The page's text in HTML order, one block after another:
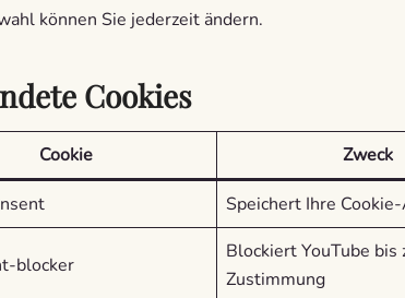
können Sie jederzeit ändern.
Cookies
Cookie Zweck
Speichert Ihre
blocker
Blockiert YouTube bis
Zustimmung